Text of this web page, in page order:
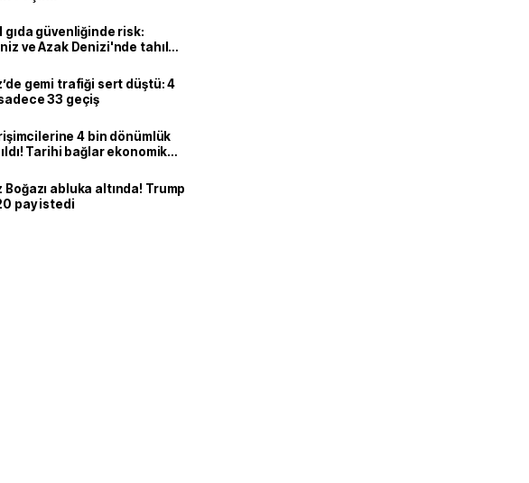
gıda güvenliğinde risk:
ve Azak Denizi'nde tahıl
gemi trafiği sert düştü: 4
33 geçiş
4 bin dönümlük
Tarihi bağlar ekonomik
Boğazı abluka altında! Trump
pay istedi